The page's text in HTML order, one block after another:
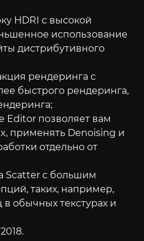
HDRI с высокой
использование
дистрибутивного
рендеринга с
быстрого рендеринга,
Editor позволяет вам
применять Denoising и
отдельно от
Scatter с большим
таких, например,
в обычных текстурах и